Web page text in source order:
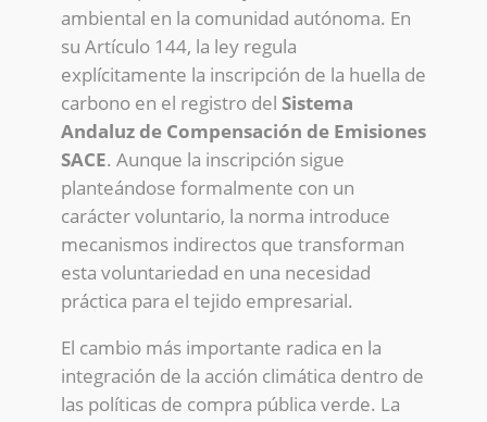
ambiental en la comunidad autónoma. En
su Artículo 144, la ley regula
explícitamente la inscripción de la huella de
carbono en el registro del Sistema
Andaluz de Compensación de Emisiones
SACE. Aunque la inscripción sigue
planteándose formalmente con un
carácter voluntario, la norma introduce
mecanismos indirectos que transforman
esta voluntariedad en una necesidad
práctica para el tejido empresarial.
El cambio más importante radica en la
integración de la acción climática dentro de
las políticas de compra pública verde. La